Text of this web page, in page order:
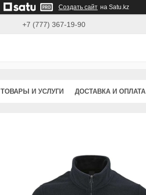
Создать сайт на Satu.kz
+7 (777) 367-19-90
ТОВАРЫ И УСЛУГИ ДОСТАВКА И ОПЛАТА